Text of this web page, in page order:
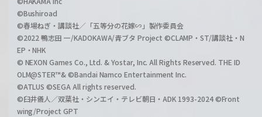
©Bushiroad
©春場ねぎ・講談社／「五等分の花嫁∽」製作委員会
©2022 鴨志田 一/KADOKAWA/青ブタ Project ©CLAMP・ST/講談社・N
EP・NHK
© NEXON Games Co., Ltd. & Yostar, Inc. All Rights Reserved. THE ID
OLM@STER™& ©Bandai Namco Entertainment Inc.
©ATLUS ©SEGA All rights reserved.
©臼井儀人／双葉社・シンエイ・テレビ朝日・ADK 1993-2024 ©Front
wing/Project GPT